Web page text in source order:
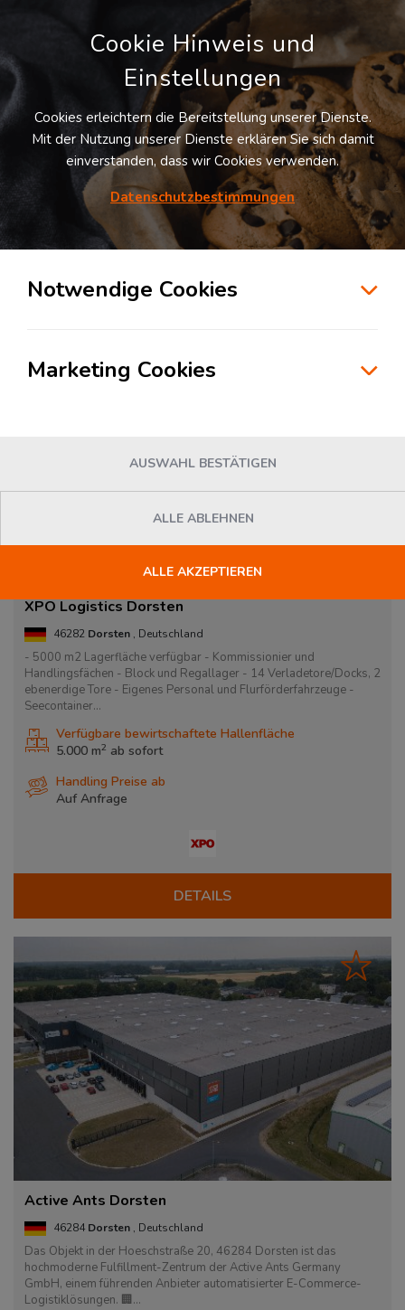
LOGIVISOR SUCHE
Lagerflächen in Dorsten
XPO Logistics Dorsten
46282 Dorsten , Deutschland
- 5000 m2 Lagerfläche verfügbar - Kommissionier und
Handlingsfächen - Block und Regallager - 14 Verladetore/Docks, 2
ebenerdige Tore - Eigenes Personal und Flurförderfahrzeuge -
Seecontainer...
Verfügbare bewirtschaftete Hallenfläche
5.000 m2 ab sofort
Handling Preise ab
Auf Anfrage
DETAILS
Active Ants Dorsten
46284 Dorsten , Deutschland
Das Objekt in der Hoeschstraße 20, 46284 Dorsten ist das
hochmoderne Fulfillment-Zentrum der Active Ants Germany
GmbH, einem führenden Anbieter automatisierter E-Commerce-
Logistiklösungen. 🏢...
Cookie Hinweis und
Einstellungen
Cookies erleichtern die Bereitstellung unserer Dienste.
Mit der Nutzung unserer Dienste erklären Sie sich damit
einverstanden, dass wir Cookies verwenden.
Datenschutzbestimmungen
Notwendige Cookies
Marketing Cookies
AUSWAHL BESTÄTIGEN
ALLE ABLEHNEN
ALLE AKZEPTIEREN